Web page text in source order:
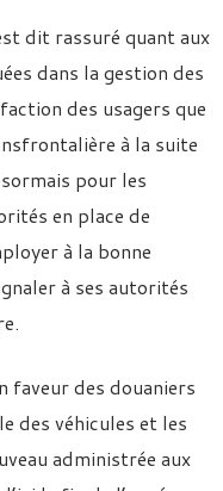
dit rassuré quant aux
dans la gestion des
des usagers que
à la suite
pour les
en place de
à la bonne
à ses autorités
faveur des douaniers
des véhicules et les
administrée aux